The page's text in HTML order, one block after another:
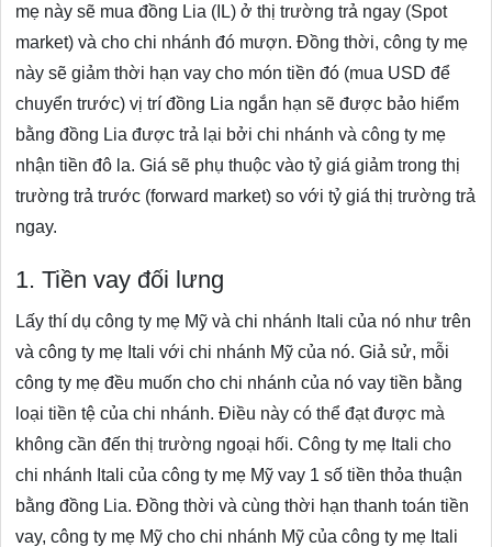
mẹ này sẽ mua đồng Lia (IL) ở thị trường trả ngay (Spot
market) và cho chi nhánh đó mượn. Đồng thời, công ty mẹ
này sẽ giảm thời hạn vay cho món tiền đó (mua USD để
chuyển trước) vị trí đồng Lia ngắn hạn sẽ được bảo hiểm
bằng đồng Lia được trả lại bởi chi nhánh và công ty mẹ
nhận tiền đô la. Giá sẽ phụ thuộc vào tỷ giá giảm trong thị
trường trả trước (forward market) so với tỷ giá thị trường trả
ngay.
1. Tiền vay đối lưng
Lấy thí dụ công ty mẹ Mỹ và chi nhánh Itali của nó như trên
và công ty mẹ Itali với chi nhánh Mỹ của nó. Giả sử, mỗi
công ty mẹ đều muốn cho chi nhánh của nó vay tiền bằng
loại tiền tệ của chi nhánh. Điều này có thể đạt được mà
không cần đến thị trường ngoại hối. Công ty mẹ Itali cho
chi nhánh Itali của công ty mẹ Mỹ vay 1 số tiền thỏa thuận
bằng đồng Lia. Đồng thời và cùng thời hạn thanh toán tiền
vay, công ty mẹ Mỹ cho chi nhánh Mỹ của công ty mẹ Itali